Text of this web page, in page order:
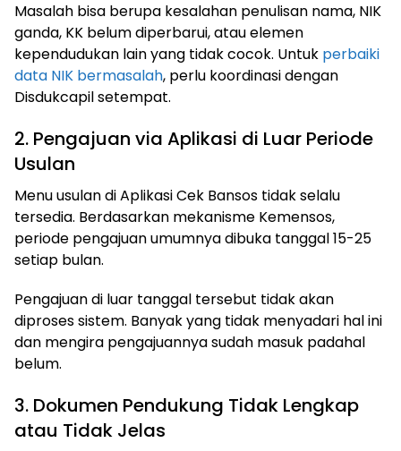
Masalah bisa berupa kesalahan penulisan nama, NIK
ganda, KK belum diperbarui, atau elemen
kependudukan lain yang tidak cocok. Untuk perbaiki
data NIK bermasalah, perlu koordinasi dengan
Disdukcapil setempat.
2. Pengajuan via Aplikasi di Luar Periode
Usulan
Menu usulan di Aplikasi Cek Bansos tidak selalu
tersedia. Berdasarkan mekanisme Kemensos,
periode pengajuan umumnya dibuka tanggal 15-25
setiap bulan.
Pengajuan di luar tanggal tersebut tidak akan
diproses sistem. Banyak yang tidak menyadari hal ini
dan mengira pengajuannya sudah masuk padahal
belum.
3. Dokumen Pendukung Tidak Lengkap
atau Tidak Jelas